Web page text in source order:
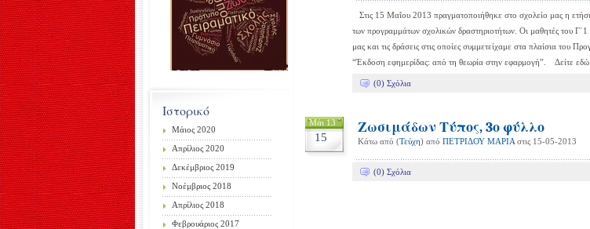
Ιστορικό
Μάιος 2020
Απρίλιος 2020
Δεκέμβριος 2019
Νοέμβριος 2018
Απρίλιος 2018
Φεβρουάριος 2017
Στις 15 Μαΐου 2013 πραγματοποιήθηκε στο σχολείο μας η
των προγραμμάτων σχολικών δραστηριοτήτων. Οι μαθητές του
μας και τις δράσεις στις οποίες συμμετείχαμε στα πλαίσια του
“Έκδοση εφημερίδας: από τη θεωρία στην εφαρμογή”. Δείτε
(0) Σχόλια
Μάι 13
15
Ζωσιμάδων Τύπος, 3ο φύλλο
Κάτω από (Τεύχη) από ΠΕΤΡΙΔΟΥ ΜΑΡΙΑ στις 15-05-2013
(0) Σχόλια